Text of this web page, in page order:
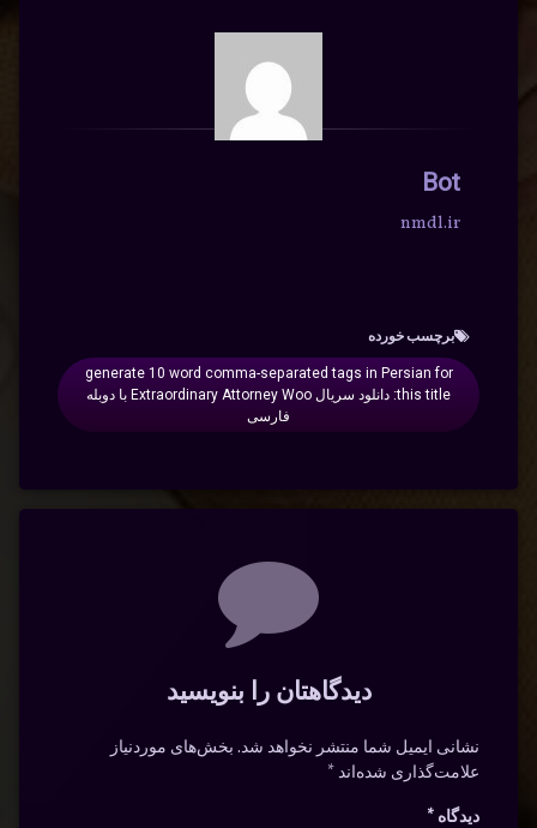
Bot
nmdl.ir
برچسب‌ خورده
generate 10 word comma-separated tags in Persian for
this title: دانلود سریال Extraordinary Attorney Woo با دوبله
فارسی
دیدگاهتان را بنویسید
نشانی ایمیل شما منتشر نخواهد شد. بخش‌های موردنیاز
علامت‌گذاری شده‌اند*
دیدگاه *